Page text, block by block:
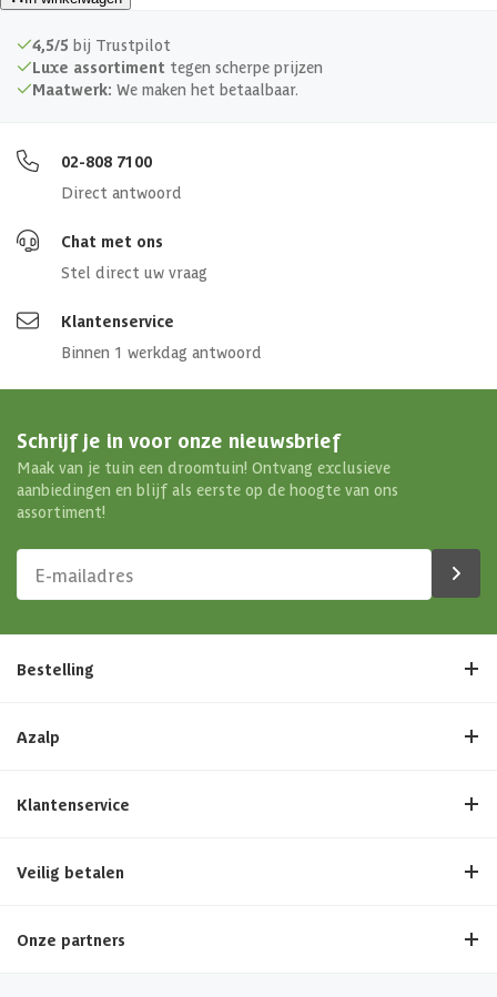
4,5/5 bij Trustpilot
Luxe assortiment tegen scherpe prijzen
Maatwerk: We maken het betaalbaar.
02-808 7100
Direct antwoord
Chat met ons
Stel direct uw vraag
Klantenservice
Binnen 1 werkdag antwoord
Schrijf je in voor onze nieuwsbrief
Maak van je tuin een droomtuin! Ontvang exclusieve
aanbiedingen en blijf als eerste op de hoogte van ons
assortiment!
Bestelling
Azalp
Klantenservice
Veilig betalen
Onze partners